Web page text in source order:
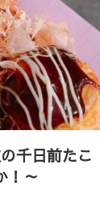
千日前たこ
！～